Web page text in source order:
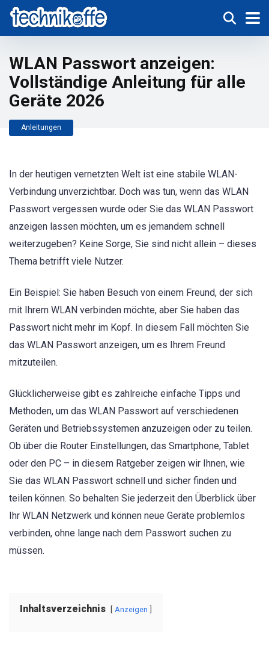
WLAN Passwort anzeigen:
Vollständige Anleitung für alle
Geräte 2026
Anleitungen
In der heutigen vernetzten Welt ist eine stabile WLAN-
Verbindung unverzichtbar. Doch was tun, wenn das WLAN
Passwort vergessen wurde oder Sie das WLAN Passwort
anzeigen lassen möchten, um es jemandem schnell
weiterzugeben? Keine Sorge, Sie sind nicht allein – dieses
Thema betrifft viele Nutzer.
Ein Beispiel: Sie haben Besuch von einem Freund, der sich
mit Ihrem WLAN verbinden möchte, aber Sie haben das
Passwort nicht mehr im Kopf. In diesem Fall möchten Sie
das WLAN Passwort anzeigen, um es Ihrem Freund
mitzuteilen.
Glücklicherweise gibt es zahlreiche einfache Tipps und
Methoden, um das WLAN Passwort auf verschiedenen
Geräten und Betriebssystemen anzuzeigen oder zu teilen.
Ob über die Router Einstellungen, das Smartphone, Tablet
oder den PC – in diesem Ratgeber zeigen wir Ihnen, wie
Sie das WLAN Passwort schnell und sicher finden und
teilen können. So behalten Sie jederzeit den Überblick über
Ihr WLAN Netzwerk und können neue Geräte problemlos
verbinden, ohne lange nach dem Passwort suchen zu
müssen.
Inhaltsverzeichnis Anzeigen